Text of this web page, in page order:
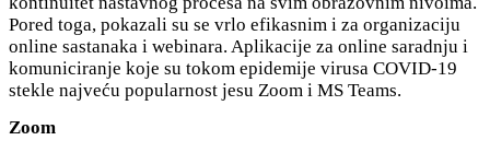
Pored toga, pokazali su se vrlo efikasnim i za organizaciju
online sastanaka i webinara. Aplikacije za online saradnju i
komuniciranje koje su tokom epidemije virusa COVID-19
stekle najveću popularnost jesu Zoom i MS Teams.
Zoom